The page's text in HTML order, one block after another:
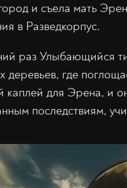
и съела мать
в Разведкорпус.
раз Улыбающийся
деревьев, где
каплей для Эрена, и
последствиям,